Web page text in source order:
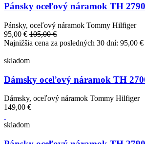
Pánsky oceľový náramok TH
Pánsky, oceľový náramok Tommy Hilfiger
95,00 € 105,00 €
Najnižšia cena za posledných 30 dní: 95,00 €
skladom
Dámsky oceľový náramok TH
Dámsky, oceľový náramok Tommy Hilfiger
149,00 €
skladom